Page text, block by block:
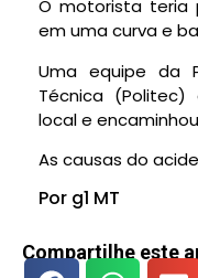
O motorista teria
em uma curva e
Uma equipe da
Técnica
local e
As causas do
Por g1 MT
Compartilhe este